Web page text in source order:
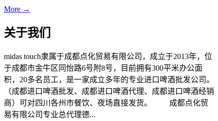
More →
关于我们
midas touch隶属于成都点化贸易有限公司，成立于2013年，位
于成都市金牛区同怡路6号附8号，目前拥有300平米办公面
积，20多名员工，是一家成立多年的专业进口啤酒批发公司。
（成都进口啤酒批发、成都进口啤酒代理、成都进口啤酒经销
商）可对四川各州市餐饮、夜场直接发货。 成都点化贸
易有限公司专业总代理德...